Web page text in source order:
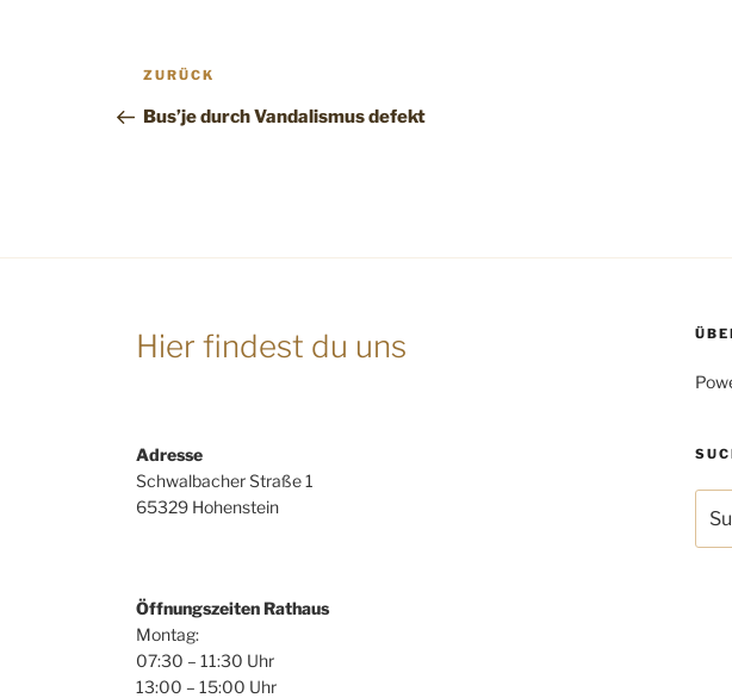
Beitragsnavigation
Vorheriger
ZURÜCK
Bus’je durch Vandalismus defekt
Hier findest du uns
Adresse
Schwalbacher Straße 1
65329 Hohenstein
Öffnungszeiten Rathaus
Montag:
07:30 – 11:30 Uhr
13:00 – 15:00 Uhr